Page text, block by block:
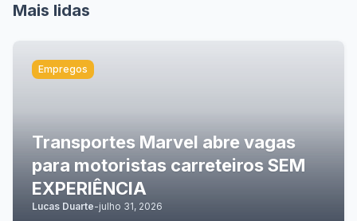
Mais lidas
Empregos
Transportes Marvel abre vagas
para motoristas carreteiros SEM
EXPERIÊNCIA
Lucas Duarte-julho 31, 2026